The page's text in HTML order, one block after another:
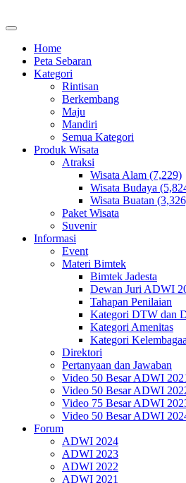
Home
Peta Sebaran
Kategori
Rintisan
Berkembang
Maju
Mandiri
Semua Kategori
Produk Wisata
Atraksi
Wisata Alam (7,229)
Wisata Budaya
Wisata Buatan
Paket Wisata
Suvenir
Informasi
Event
Materi Bimtek
Bimtek Jadesta
Dewan Juri ADWI
Tahapan Penilaian
Kategori DTW dan
Kategori Amenitas
Kategori
Direktori
Pertanyaan dan Jawaban
Video 50 Besar ADWI
Video 50 Besar ADWI
Video 75 Besar ADWI
Video 50 Besar ADWI
Forum
ADWI 2024
ADWI 2023
ADWI 2022
ADWI 2021